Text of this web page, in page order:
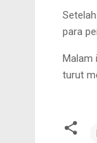
para
Malam
turut